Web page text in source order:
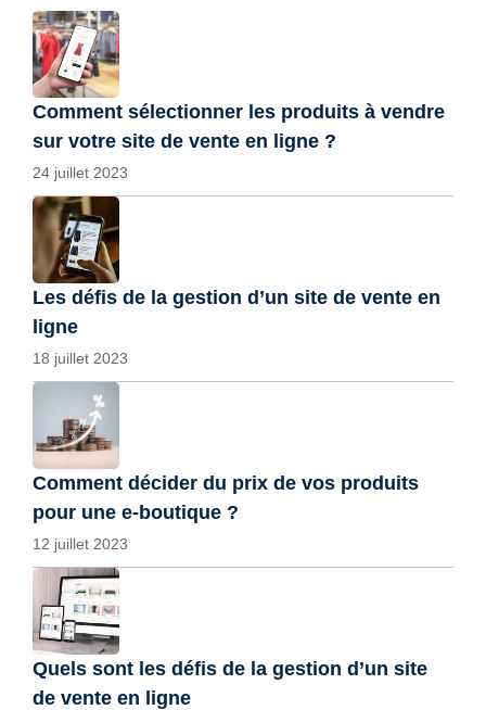
Comment sélectionner les produits à vendre
sur votre site de vente en ligne ?
24 juillet 2023
Les défis de la gestion d’un site de vente en
ligne
18 juillet 2023
Comment décider du prix de vos produits
pour une e-boutique ?
12 juillet 2023
Quels sont les défis de la gestion d’un site
de vente en ligne